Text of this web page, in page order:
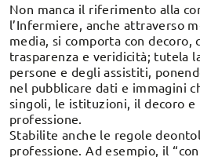
Non manca il riferimento alla
l’Infermiere, anche attraverso
media, si comporta con
trasparenza e veridicità; tutela
persone e degli assistiti,
nel pubblicare dati e immagini
singoli, le istituzioni, il decoro e
professione.
Stabilite anche le regole
professione. Ad esempio, il